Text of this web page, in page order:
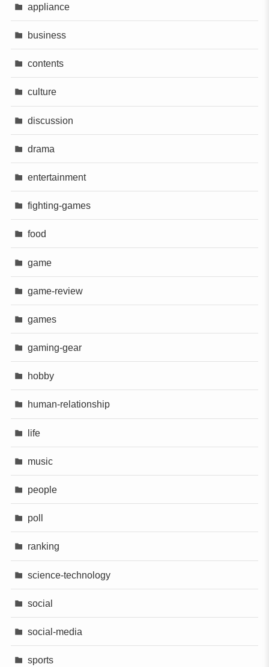
appliance
business
contents
culture
discussion
drama
entertainment
fighting-games
food
game
game-review
games
gaming-gear
hobby
human-relationship
life
music
people
poll
ranking
science-technology
social
social-media
sports